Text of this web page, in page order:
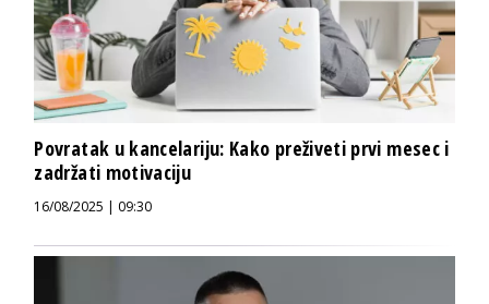
Povratak u kancelariju: Kako preživeti prvi mesec i
zadržati motivaciju
16/08/2025 | 09:30